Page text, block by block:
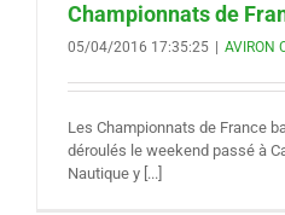
Championnats de
05/04/2016 17:35:25 AVIRON
Les Championnats de France
déroulés le weekend passé à
Nautique y [...]